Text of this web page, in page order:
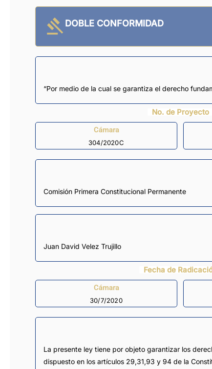
DOBLE CONFORMIDAD
“Por medio de la cual se garantiza el derecho
No. de Proyecto
Cámara
304/2020C
Comisión Primera Constitucional Permanente
Juan David Velez Trujillo
Fecha de
Cámara
30/7/2020
La presente ley tiene por objeto garantizar los
dispuesto en los artículos 29,31,93 y 94 de la